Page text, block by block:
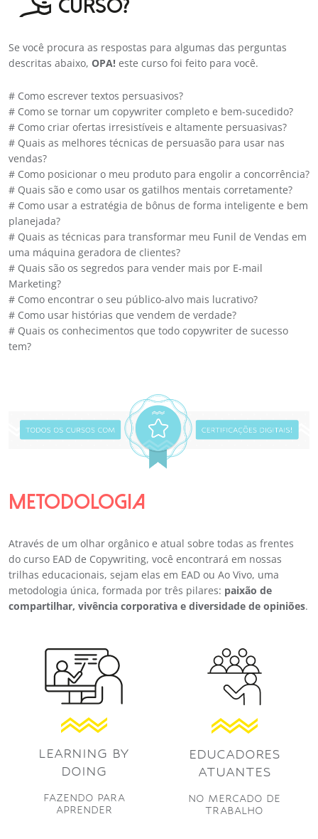
CURSO?
Se você procura as respostas para algumas das perguntas
descritas abaixo, OPA! este curso foi feito para você.
# Como escrever textos persuasivos?
# Como se tornar um copywriter completo e bem-sucedido?
# Como criar ofertas irresistíveis e altamente persuasivas?
# Quais as melhores técnicas de persuasão para usar nas
vendas?
# Como posicionar o meu produto para engolir a concorrência?
# Quais são e como usar os gatilhos mentais corretamente?
# Como usar a estratégia de bônus de forma inteligente e bem
planejada?
# Quais as técnicas para transformar meu Funil de Vendas em
uma máquina geradora de clientes?
# Quais são os segredos para vender mais por E-mail
Marketing?
# Como encontrar o seu público-alvo mais lucrativo?
# Como usar histórias que vendem de verdade?
# Quais os conhecimentos que todo copywriter de sucesso
tem?
METODOLOGIA
Através de um olhar orgânico e atual sobre todas as frentes
do curso EAD de Copywriting, você encontrará em nossas
trilhas educacionais, sejam elas em EAD ou Ao Vivo, uma
metodologia única, formada por três pilares: paixão de
compartilhar, vivência corporativa e diversidade de opiniões.
LEARNING BY
DOING
FAZENDO PARA
APRENDER
EDUCADORES
ATUANTES
NO MERCADO DE
TRABALHO